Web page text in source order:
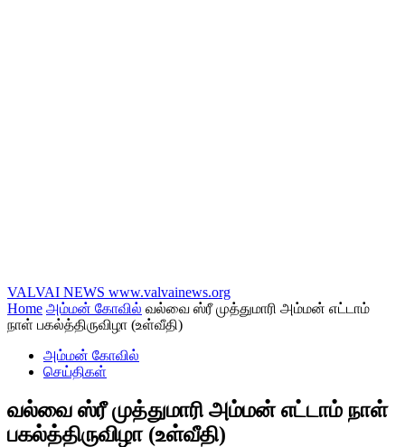
VALVAI NEWS www.valvainews.org
Home அம்மன் கோவில் வல்வை ஸ்ரீ முத்துமாரி அம்மன் எட்டாம்
நாள் பகல்த்திருவிழா (உள்வீதி)
அம்மன் கோவில்
செய்திகள்
வல்வை ஸ்ரீ முத்துமாரி அம்மன் எட்டாம் நாள்
பகல்த்திருவிழா (உள்வீதி)